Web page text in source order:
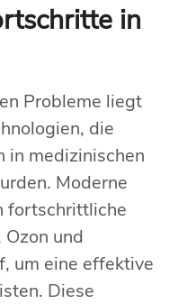
in
Probleme liegt
die
in medizinischen
Moderne
fortschrittliche
und
um eine effektive
Diese